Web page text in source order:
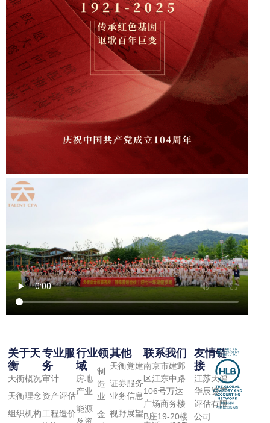
关于天
衡
天衡概况
天衡理念
组织机构
专业服
务
审计
资产评估
工程造价
行业领
域
房地
产业
能源
制
造
业
金
其他
天衡党建
证券服务
业务信息
视野展望
联系我们
南京市建邺
区江东中路
106号万达
广场商务楼
B座19-20楼
友情链
接
江苏天健
华辰资产
评估有限
公司